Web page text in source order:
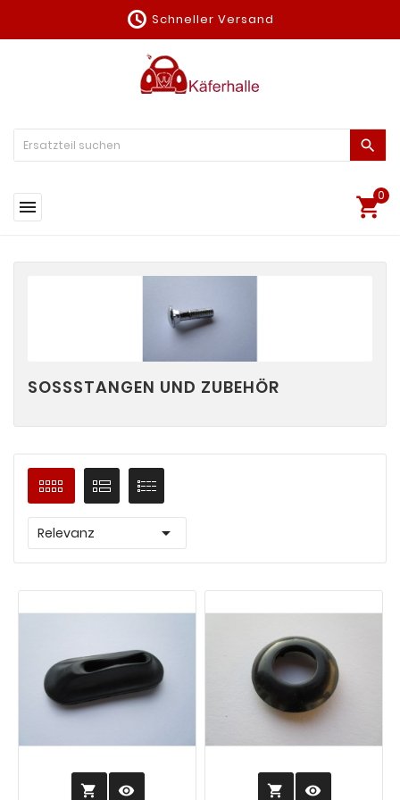
schedule Schneller Versand

 0
SOSSSTANGEN UND ZUBEHÖR
Relevanz 
 visibility  visibility